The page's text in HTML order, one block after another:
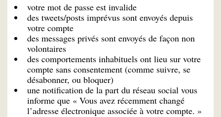
votre mot de passe est invalide
des tweets/posts imprévus sont envoyés depuis
votre compte
des messages privés sont envoyés de façon non
volontaires
des comportements inhabituels ont lieu sur votre
compte sans consentement (comme suivre, se
désabonner, ou bloquer)
une notification de la part du réseau social vous
informe que « Vous avez récemment changé
l’adresse électronique associée à votre compte. »